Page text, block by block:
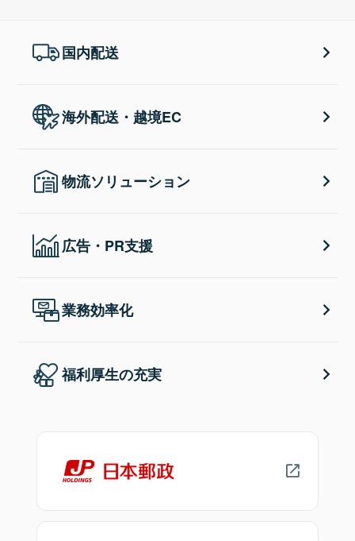
国内配送
海外配送・越境EC
物流ソリューション
広告・PR支援
業務効率化
福利厚生の充実